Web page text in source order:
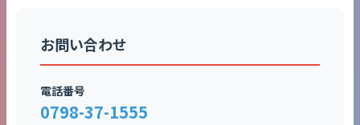
お問い合わせ
電話番号
0798-37-1555